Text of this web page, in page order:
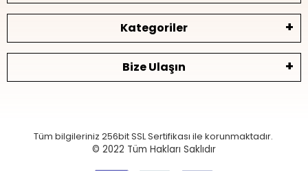
Kategoriler
Bize Ulaşın
Tüm bilgileriniz 256bit SSL Sertifikası ile korunmaktadır.
© 2022 Tüm Hakları Saklıdır